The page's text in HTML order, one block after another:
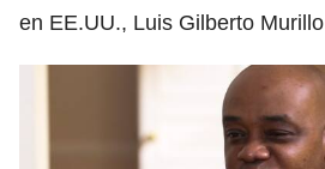
en EE.UU., Luis Gilberto Murillo